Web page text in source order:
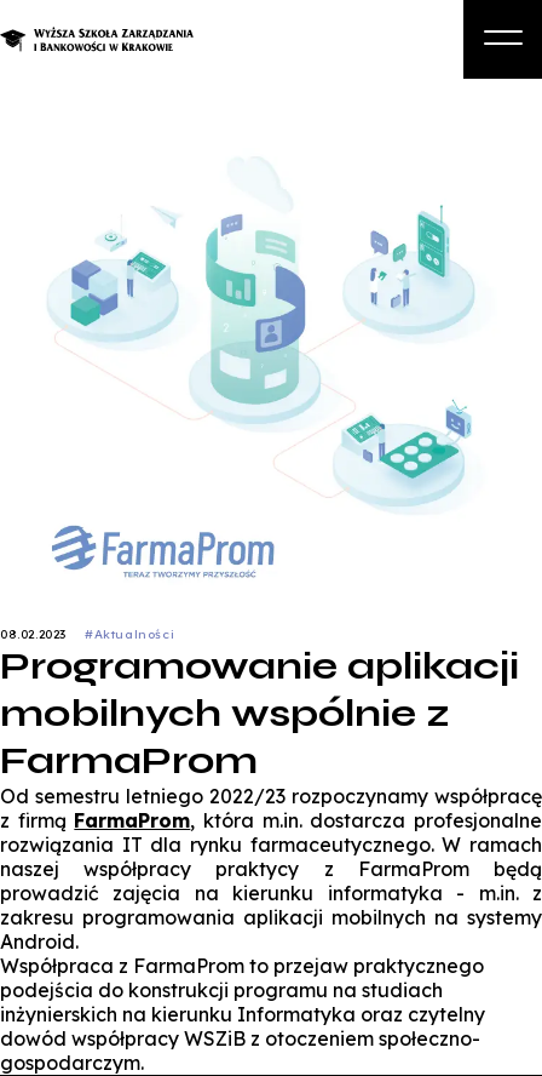
Studia podyplomowe i kursy
Kandydat
Student
Zapisz się na studia
08.02.2023 #Aktualności
Programowanie aplikacji
mobilnych wspólnie z
FarmaProm
Od semestru letniego 2022/23 rozpoczynamy współpracę
z firmą FarmaProm, która m.in. dostarcza profesjonalne
rozwiązania IT dla rynku farmaceutycznego. W ramach
naszej współpracy praktycy z FarmaProm będą
prowadzić zajęcia na kierunku informatyka - m.in. z
zakresu programowania aplikacji mobilnych na systemy
Android.
Współpraca z FarmaProm to przejaw praktycznego
podejścia do konstrukcji programu na studiach
inżynierskich na kierunku Informatyka oraz czytelny
dowód współpracy WSZiB z otoczeniem społeczno-
gospodarczym.